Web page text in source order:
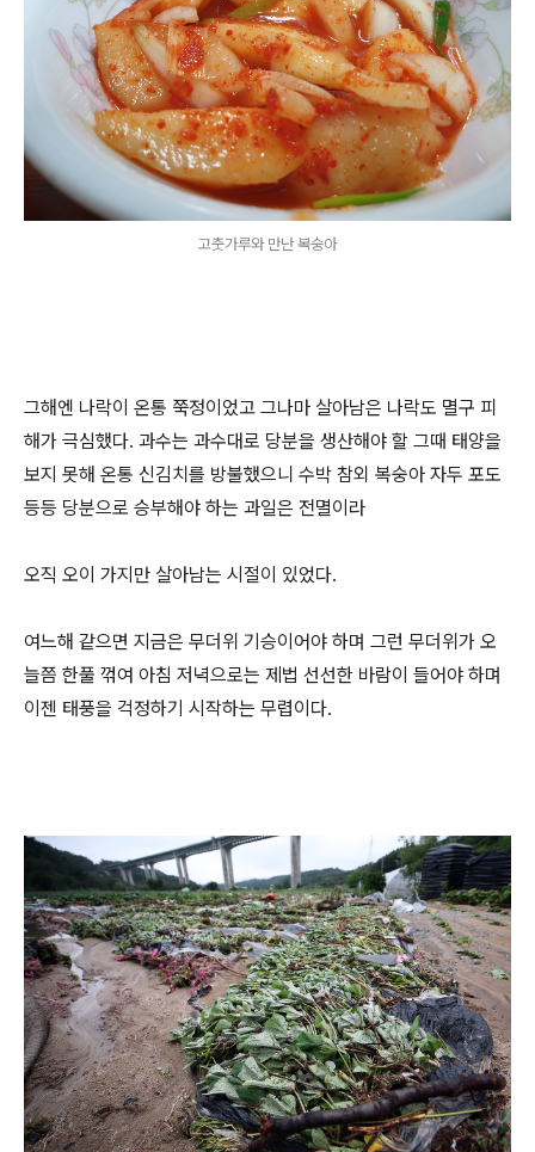
고춧가루와 만난 복숭아
그해엔 나락이 온통 쭉정이었고 그나마 살아남은 나락도 멸구 피
해가 극심했다. 과수는 과수대로 당분을 생산해야 할 그때 태양을
보지 못해 온통 신김치를 방불했으니 수박 참외 복숭아 자두 포도
등등 당분으로 승부해야 하는 과일은 전멸이라
오직 오이 가지만 살아남는 시절이 있었다.
여느해 같으면 지금은 무더위 기승이어야 하며 그런 무더위가 오
늘쯤 한풀 꺾여 아침 저녁으로는 제법 선선한 바람이 들어야 하며
이젠 태풍을 걱정하기 시작하는 무렵이다.